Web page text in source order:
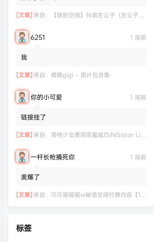
[文章] 来自： 【铁粉空间】抖音左公子（左公子666）合集【2063P 181V】
6251 1 周前
我
[文章] 来自： 樱晚gigi – 图片包合集
你的小可爱 1 周前
链接挂了
[文章] 来自： 哥特少女勇闯恶魔城/SiNiSistar Lite Version（Build.7793201+DLC+通关档）
一杆长枪捅死你 1 周前
美爆了
[文章] 来自： 瑶瑶摇摇摇w秘语空间付费内容【11.06】
标签